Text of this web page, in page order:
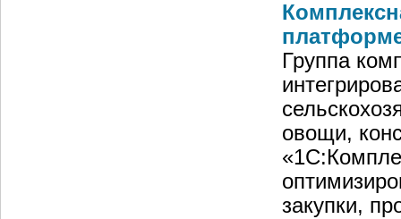
Группа
овощи,
закупки,